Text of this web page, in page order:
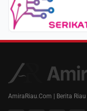
AmiraRiau.Com | Berita